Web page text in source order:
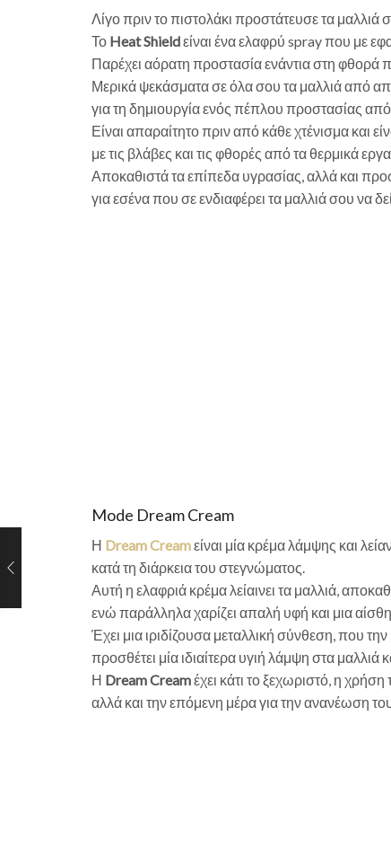
Λίγο πριν το πιστολάκι προστάτευσε τα μαλλιά
Το Heat Shieldείναι ένα ελαφρύ spray που με
Παρέχει αόρατη προστασία ενάντια στη
Μερικά ψεκάσματα σε όλα σου τα μαλλιά από
για τη δημιουργία ενός πέπλου προστασίας
Είναι απαραίτητο πριν από κάθε χτένισμα και
με τις βλάβες και τις φθορές από τα θερμικά
Αποκαθιστά τα επίπεδα υγρασίας, αλλά και
για εσένα που σε ενδιαφέρει τα μαλλιά σου να
Mode Dream Cream
Η Dream Creamείναι μία κρέμα λάμψης και
κατά τη διάρκεια του στεγνώματος.
Αυτή η ελαφριά κρέμα λείαινει τα μαλλιά,
ενώ παράλληλα χαρίζει απαλή υφή και μια
Έχει μια ιριδίζουσα μεταλλική σύνθεση, που
προσθέτει μία ιδιαίτερα υγιή λάμψη στα μαλλιά
Η Dream Creamέχει κάτι το ξεχωριστό, η
αλλά και την επόμενη μέρα για την ανανέωση